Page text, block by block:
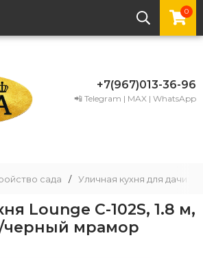
0
+7(967)013-36-96
📲 Telegram | MAX | WhatsApp
сада / Уличная кухня для дачи
Lounge C-102S, 1.8 м,
черный мрамор